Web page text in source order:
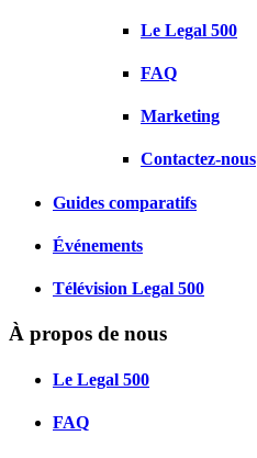
Le Legal 500
FAQ
Marketing
Contactez-nous
Guides comparatifs
Événements
Télévision Legal 500
À propos de nous
Le Legal 500
FAQ